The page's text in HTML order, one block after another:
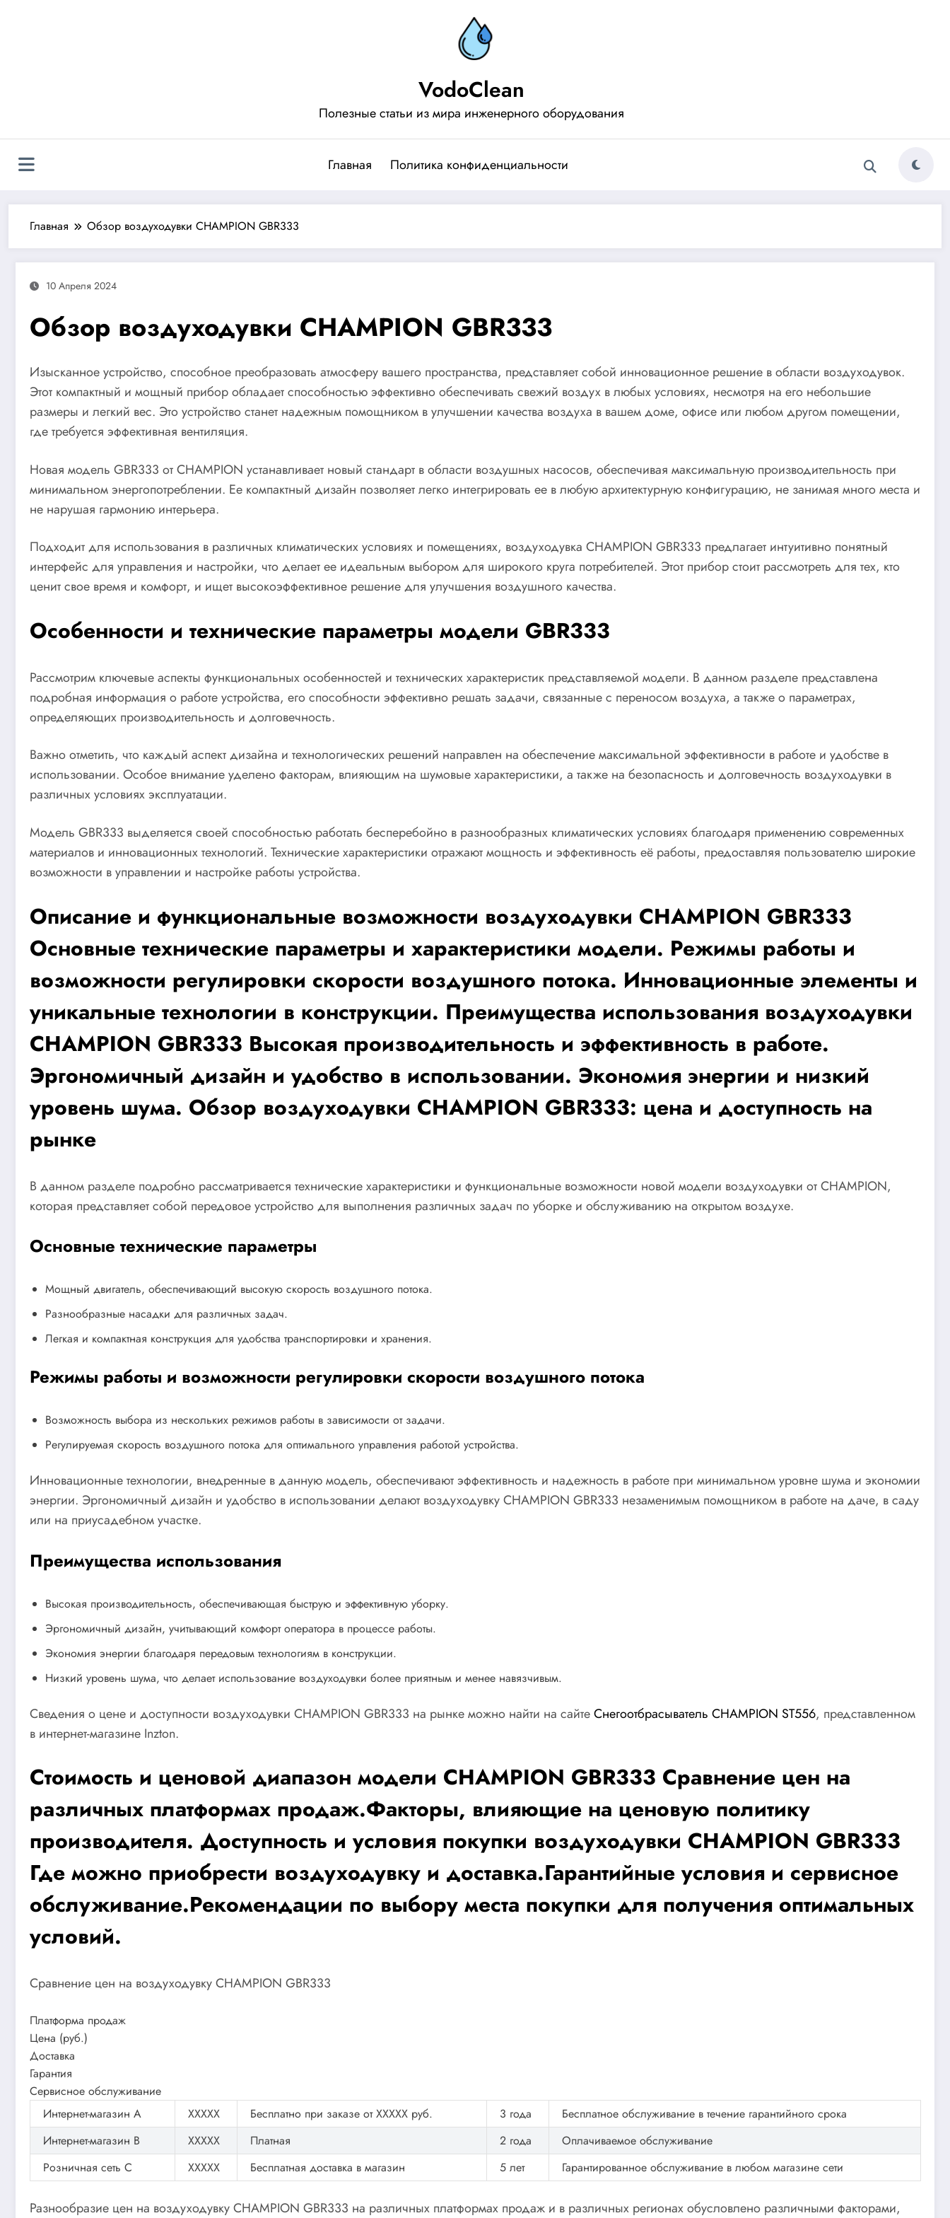
VodoClean
Полезные статьи из мира инженерного оборудования
Главная Политика конфиденциальности
Главная Обзор воздуходувки CHAMPION GBR333
10 Апреля 2024
Обзор воздуходувки CHAMPION GBR333
Изысканное устройство, способное преобразовать атмосферу вашего пространства, представляет собой инновационное решение в области воздуходувок.
Этот компактный и мощный прибор обладает способностью эффективно обеспечивать свежий воздух в любых условиях, несмотря на его небольшие
размеры и легкий вес. Это устройство станет надежным помощником в улучшении качества воздуха в вашем доме, офисе или любом другом помещении,
где требуется эффективная вентиляция.
Новая модель GBR333 от CHAMPION устанавливает новый стандарт в области воздушных насосов, обеспечивая максимальную производительность при
минимальном энергопотреблении. Ее компактный дизайн позволяет легко интегрировать ее в любую архитектурную конфигурацию, не занимая много места и
не нарушая гармонию интерьера.
Подходит для использования в различных климатических условиях и помещениях, воздуходувка CHAMPION GBR333 предлагает интуитивно понятный
интерфейс для управления и настройки, что делает ее идеальным выбором для широкого круга потребителей. Этот прибор стоит рассмотреть для тех, кто
ценит свое время и комфорт, и ищет высокоэффективное решение для улучшения воздушного качества.
Особенности и технические параметры модели GBR333
Рассмотрим ключевые аспекты функциональных особенностей и технических характеристик представляемой модели. В данном разделе представлена
подробная информация о работе устройства, его способности эффективно решать задачи, связанные с переносом воздуха, а также о параметрах,
определяющих производительность и долговечность.
Важно отметить, что каждый аспект дизайна и технологических решений направлен на обеспечение максимальной эффективности в работе и удобстве в
использовании. Особое внимание уделено факторам, влияющим на шумовые характеристики, а также на безопасность и долговечность воздуходувки в
различных условиях эксплуатации.
Модель GBR333 выделяется своей способностью работать бесперебойно в разнообразных климатических условиях благодаря применению современных
материалов и инновационных технологий. Технические характеристики отражают мощность и эффективность её работы, предоставляя пользователю широкие
возможности в управлении и настройке работы устройства.
Описание и функциональные возможности воздуходувки CHAMPION GBR333
Основные технические параметры и характеристики модели. Режимы работы и
возможности регулировки скорости воздушного потока. Инновационные элементы и
уникальные технологии в конструкции. Преимущества использования воздуходувки
CHAMPION GBR333 Высокая производительность и эффективность в работе.
Эргономичный дизайн и удобство в использовании. Экономия энергии и низкий
уровень шума. Обзор воздуходувки CHAMPION GBR333: цена и доступность на
рынке
В данном разделе подробно рассматривается технические характеристики и функциональные возможности новой модели воздуходувки от CHAMPION,
которая представляет собой передовое устройство для выполнения различных задач по уборке и обслуживанию на открытом воздухе.
Основные технические параметры
Мощный двигатель, обеспечивающий высокую скорость воздушного потока.
Разнообразные насадки для различных задач.
Легкая и компактная конструкция для удобства транспортировки и хранения.
Режимы работы и возможности регулировки скорости воздушного потока
Возможность выбора из нескольких режимов работы в зависимости от задачи.
Регулируемая скорость воздушного потока для оптимального управления работой устройства.
Инновационные технологии, внедренные в данную модель, обеспечивают эффективность и надежность в работе при минимальном уровне шума и экономии
энергии. Эргономичный дизайн и удобство в использовании делают воздуходувку CHAMPION GBR333 незаменимым помощником в работе на даче, в саду
или на приусадебном участке.
Преимущества использования
Высокая производительность, обеспечивающая быструю и эффективную уборку.
Эргономичный дизайн, учитывающий комфорт оператора в процессе работы.
Экономия энергии благодаря передовым технологиям в конструкции.
Низкий уровень шума, что делает использование воздуходувки более приятным и менее навязчивым.
Сведения о цене и доступности воздуходувки CHAMPION GBR333 на рынке можно найти на сайтеСнегоотбрасыватель CHAMPION ST556, представленном
в интернет-магазине Inzton.
Стоимость и ценовой диапазон модели CHAMPION GBR333 Сравнение цен на
различных платформах продаж.Факторы, влияющие на ценовую политику
производителя. Доступность и условия покупки воздуходувки CHAMPION GBR333
Где можно приобрести воздуходувку и доставка.Гарантийные условия и сервисное
обслуживание.Рекомендации по выбору места покупки для получения оптимальных
условий.
Сравнение цен на воздуходувку CHAMPION GBR333
Платформа продаж
Цена (руб.)
Доставка
Гарантия
Сервисное обслуживание
Интернет-магазин A
XXXXX Бесплатно при заказе от XXXXX руб. 3 года
Бесплатное обслуживание в течение гарантийного срока
Интернет-магазин B
XXXXX Платная 2 года
Оплачиваемое обслуживание
Розничная сеть C
XXXXX Бесплатная доставка в магазин 5 лет Гарантированное обслуживание в любом магазине сети
Разнообразие цен на воздуходувку CHAMPION GBR333 на различных платформах продаж и в различных регионах обусловлено различными факторами,